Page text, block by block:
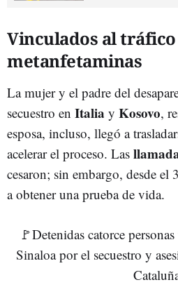
Vinculados al
metanfetaminas
La mujer y el padre del
secuestro en Italia y Kosovo,
esposa, incluso, llegó a
acelerar el proceso. Las
cesaron; sin embargo, desde
a obtener una prueba de vida.
🚩Detenidas catorce
Sinaloa por el secuestro y